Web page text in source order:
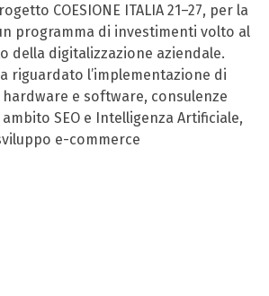
COESIONE ITALIA 21–27, per la
programma di investimenti volto al
della digitalizzazione aziendale.
riguardato l’implementazione di
e software, consulenze
SEO e Intelligenza Artificiale,
e-commerce